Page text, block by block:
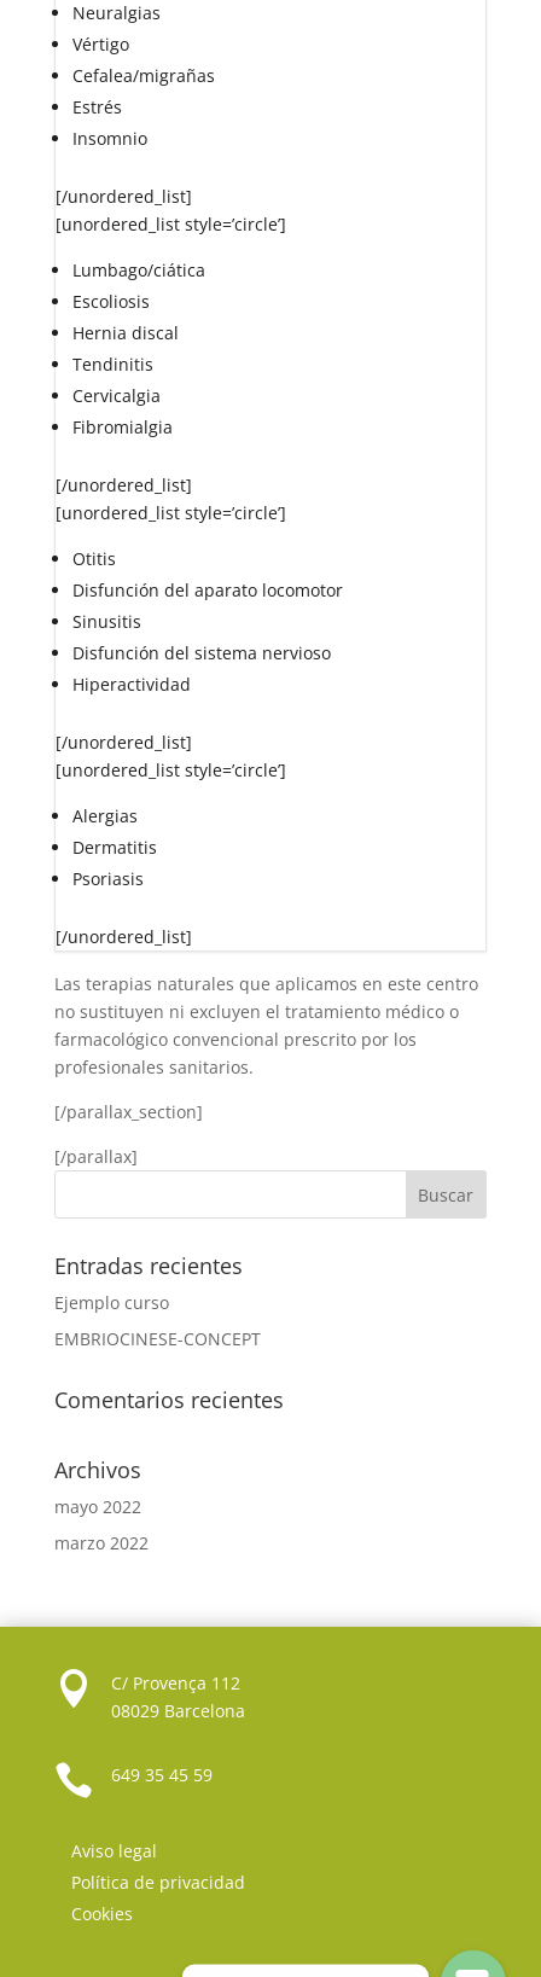
Neuralgias
Vértigo
Cefalea/migrañas
Estrés
Insomnio
[/unordered_list]
[unordered_list style=’circle’]
Lumbago/ciática
Escoliosis
Hernia discal
Tendinitis
Cervicalgia
Fibromialgia
[/unordered_list]
[unordered_list style=’circle’]
Otitis
Disfunción del aparato locomotor
Sinusitis
Disfunción del sistema nervioso
Hiperactividad
[/unordered_list]
[unordered_list style=’circle’]
Alergias
Dermatitis
Psoriasis
[/unordered_list]
Las terapias naturales que aplicamos en este centro
no sustituyen ni excluyen el tratamiento médico o
farmacológico convencional prescrito por los
profesionales sanitarios.
[/parallax_section]
[/parallax]
Entradas recientes
Ejemplo curso
EMBRIOCINESE-CONCEPT
Comentarios recientes
Archivos
mayo 2022
marzo 2022

C/ Provença 112
08029 Barcelona
 649 35 45 59
Aviso legal
Política de privacidad
Cookies